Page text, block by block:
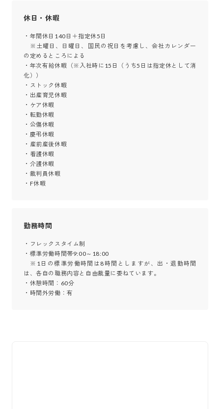
休日・休暇
・年間休日140日＋指定休5日
※土曜日、日曜日、国民の祝日を考慮し、会社カレンダー
の定めるところによる
・年次有給休暇（※入社時に15日（うち5日は指定休として消
化））
・ストック休暇
・出産育児休暇
・ケア休暇
・転勤休暇
・公傷休暇
・慶弔休暇
・産前産後休暇
・看護休暇
・介護休暇
・裁判員休暇
・F休暇
勤務時間
・フレックスタイム制
・標準労働時間帯9:00～18:00
※1日の標準労働時間は8時間としますが、出・退勤時間
は、各自の職務内容と自由裁量に委ねています。
・休憩時間：60分
・時間外労働：有